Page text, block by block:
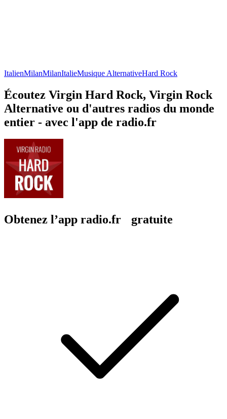
ItalienMilanMilanItalieMusique AlternativeHard Rock
Écoutez Virgin Hard Rock, Virgin Rock
Alternative ou d'autres radios du monde
entier - avec l'app de radio.fr
Obtenez l’app radio.fr gratuite